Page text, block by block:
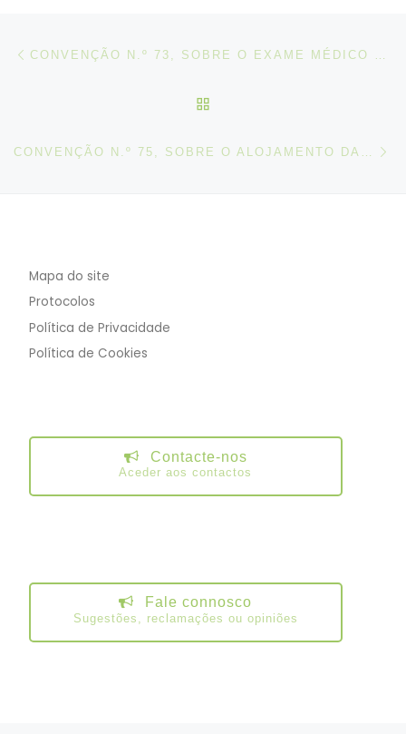
Post navigation
Mapa do site
Protocolos
Política de Privacidade
Política de Cookies
Contacte-nos
Aceder aos contactos
Fale connosco
Sugestões, reclamações ou opiniões